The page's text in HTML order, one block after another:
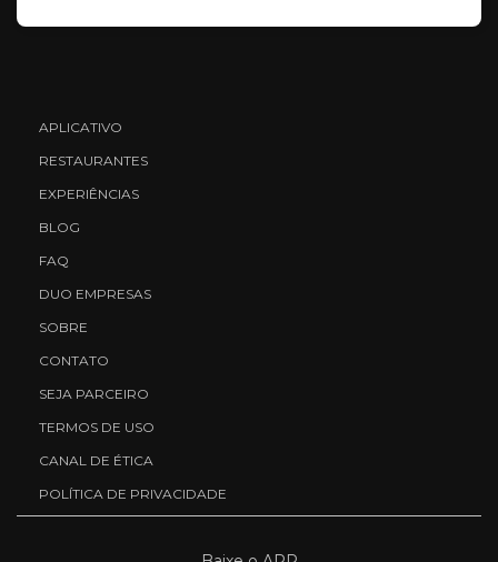
APLICATIVO
RESTAURANTES
EXPERIÊNCIAS
BLOG
FAQ
DUO EMPRESAS
SOBRE
CONTATO
SEJA PARCEIRO
TERMOS DE USO
CANAL DE ÉTICA
POLÍTICA DE PRIVACIDADE